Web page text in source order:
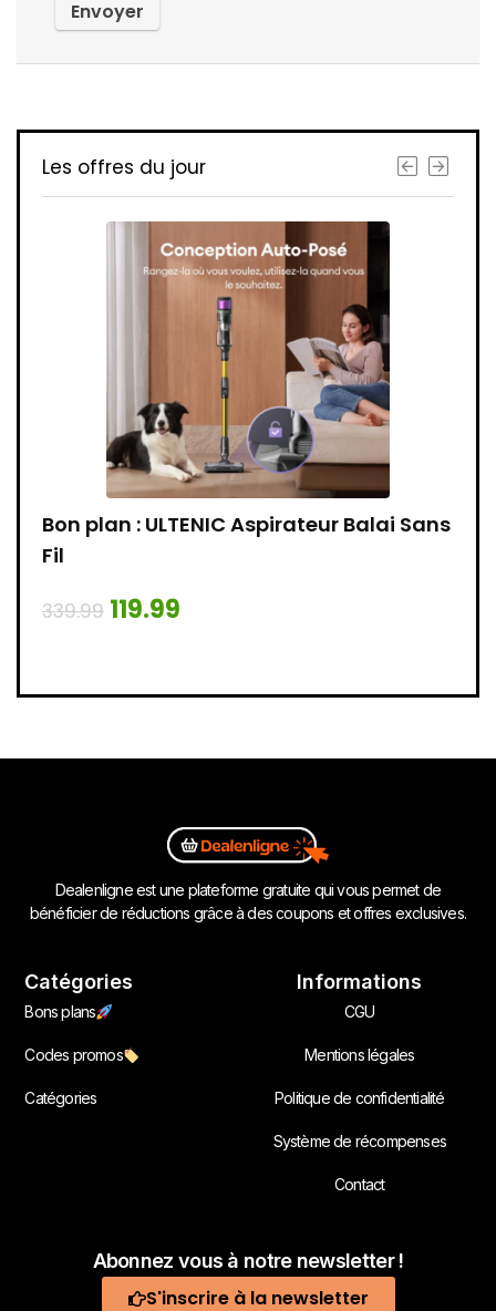
Les offres du jour
Bon plan : ULTENIC Aspirateur Balai Sans
Fil
339.99 119.99
Dealenligne est une plateforme gratuite qui vous permet de
bénéficier de réductions grâce à des coupons et offres exclusives.
Catégories
Bons plans
Codes promos
Catégories
Informations
CGU
Mentions légales
Politique de confidentialité
Système de récompenses
Contact
Abonnez vous à notre newsletter !
S'inscrire à la newsletter